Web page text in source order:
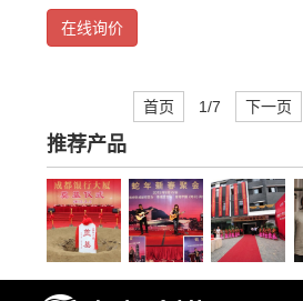
在线询价
首页 1/7 下一页
推荐产品